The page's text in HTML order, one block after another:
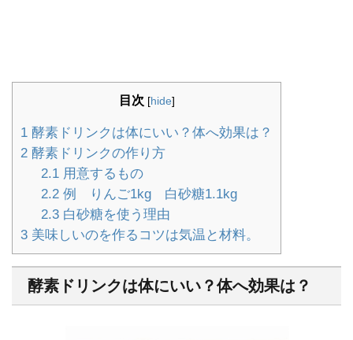
目次 [hide]
1 酵素ドリンクは体にいい？体へ効果は？
2 酵素ドリンクの作り方
2.1用意するもの
2.2例 りんご1kg 白砂糖1.1kg
2.3白砂糖を使う理由
3 美味しいのを作るコツは気温と材料。
酵素ドリンクは体にいい？体へ効果は？